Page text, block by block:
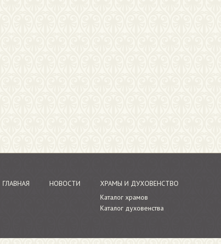
ГЛАВНАЯ НОВОСТИ
ХРАМЫ И ДУХОВЕНСТВО
Каталог храмов
Каталог духовенства